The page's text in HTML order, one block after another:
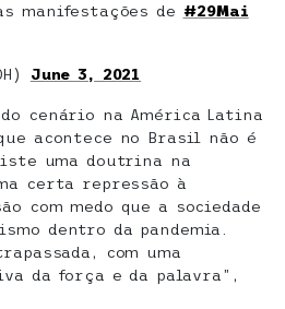
manifestações de #29Mai
June 3, 2021
cenário na América Latina
acontece no Brasil não é
uma doutrina na
certa repressão à
com medo que a sociedade
dentro da pandemia.
com uma
da força e da palavra”,